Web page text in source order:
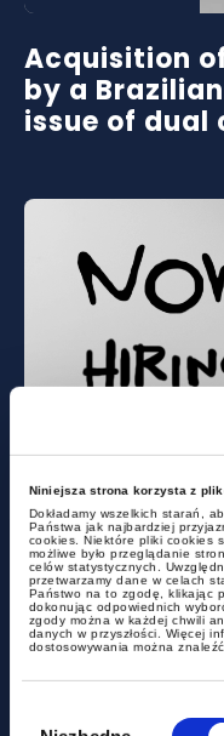
Niniejsza strona korzysta z
Dokładamy wszelkich starań,
Państwa jak najbardziej
cookies. Niektóre pliki cookies
możliwe było przeglądanie
celów statystycznych.
przetwarzamy dane w celach
Państwo na to zgodę, klikając
dokonując odpowiednich
zgody można w każdej chwili
danych w przyszłości. Więcej
dostosowywania można
zgody
Acquisition
by a
issue of dual
news
New
of
recruitment